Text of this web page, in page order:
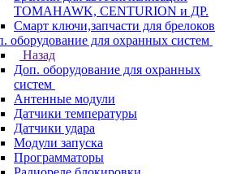
TOMAHAWK, CENTURION и ДР.
Смарт ключи,запчасти для брелоков
оборудование для охранных систем
Назад
Доп. оборудование для охранных
систем
Антенные модули
Датчики температуры
Датчики удара
Модули запуска
Программаторы